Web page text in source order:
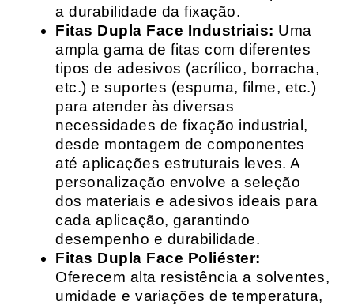
a durabilidade da fixação.
Fitas Dupla Face Industriais: Uma
ampla gama de fitas com diferentes
tipos de adesivos (acrílico, borracha,
etc.) e suportes (espuma, filme, etc.)
para atender às diversas
necessidades de fixação industrial,
desde montagem de componentes
até aplicações estruturais leves. A
personalização envolve a seleção
dos materiais e adesivos ideais para
cada aplicação, garantindo
desempenho e durabilidade.
Fitas Dupla Face Poliéster:
Oferecem alta resistência a solventes,
umidade e variações de temperatura,